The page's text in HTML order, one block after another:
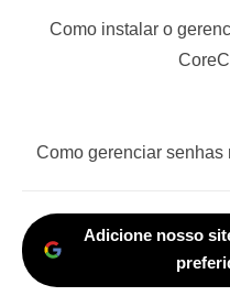
Previous
Como instalar o
Next
Como gerenciar senhas
Adicione nosso